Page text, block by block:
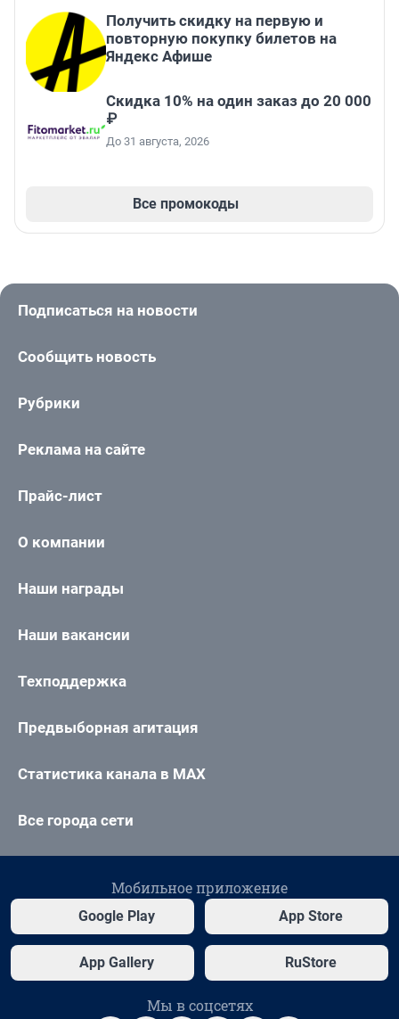
Получить скидку на первую и
повторную покупку билетов на
Яндекс Афише
Скидка 10% на один заказ до 20 000
₽
До 31 августа, 2026
Все промокоды
Подписаться на новости
Сообщить новость
Рубрики
Реклама на сайте
Прайс-лист
О компании
Наши награды
Наши вакансии
Техподдержка
Предвыборная агитация
Статистика канала в MAX
Все города сети
Мобильное приложение
Google Play App Store
App Gallery RuStore
Мы в соцсетях